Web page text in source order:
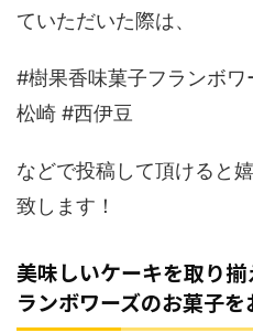
ていただいた際は、
#樹果香味菓子フランボ
松崎 #西伊豆
などで投稿して頂けると
致します！
美味しいケーキを取り揃
ランボワーズのお菓子を